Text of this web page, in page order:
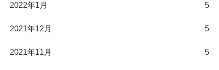
2022年1月 5
2021年12月 5
2021年11月 5